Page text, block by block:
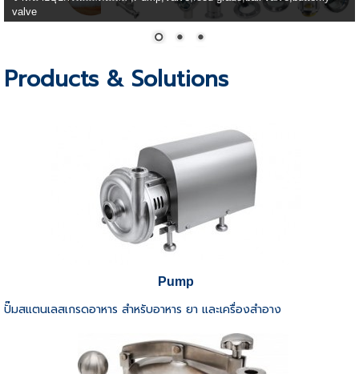
เครื่องลำเลียงระบบสุญญากาศ สำหรับงานยา อาหาร กาแฟ
Products & Solutions
Pump
ปั๊มสแตนเลสเกรดอาหาร สำหรับอาหาร ยา และเครื่องสำอาง